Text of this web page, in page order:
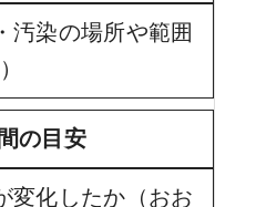
汚染の場所や範囲
の目安
変化したか（おお